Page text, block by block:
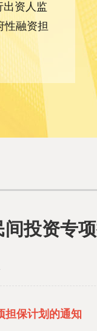
出资人监
性融资担
投资专
担保计划的通知